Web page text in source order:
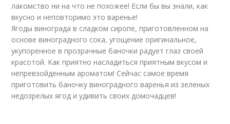
лакомство ни на что не похожее! Если бы вы знали, как
вкусно и неповторимо это варенье!
Ягоды винограда в сладком сиропе, приготовленном на
основе виноградного сока, угощение оригинальное,
укупоренное в прозрачные баночки радует глаз своей
красотой. Как приятно насладиться приятным вкусом и
непревзойденным ароматом! Сейчас самое время
приготовить баночку виноградного варенья из зеленых
недозрелых ягод и удивить своих домочадцев!